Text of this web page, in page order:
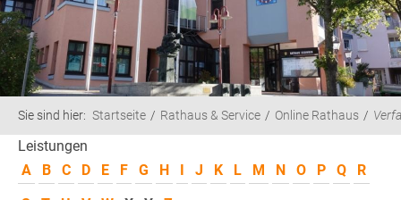
Sie sind hier: Startseite Rathaus & Service Online Rathaus
Leistungen
A
B C D E F G H I J K L M N O P Q
R